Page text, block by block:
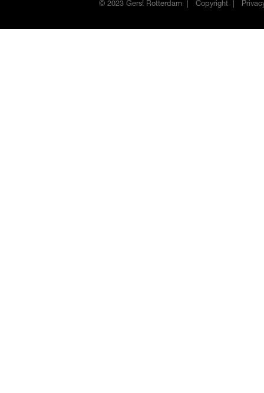
© 2023 Gers! Rotterdam Copyright